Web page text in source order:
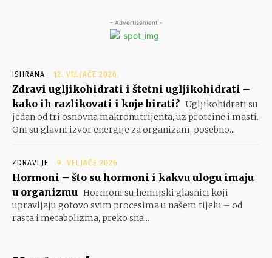
- Advertisement -
ISHRANA 12. VELJAČE 2026.
Zdravi ugljikohidrati i štetni ugljikohidrati –
kako ih razlikovati i koje birati? Ugljikohidrati su
jedan od tri osnovna makronutrijenta, uz proteine i masti.
Oni su glavni izvor energije za organizam, posebno...
ZDRAVLJE 9. VELJAČE 2026.
Hormoni – što su hormoni i kakvu ulogu imaju
u organizmu Hormoni su hemijski glasnici koji
upravljaju gotovo svim procesima u našem tijelu – od
rasta i metabolizma, preko sna...